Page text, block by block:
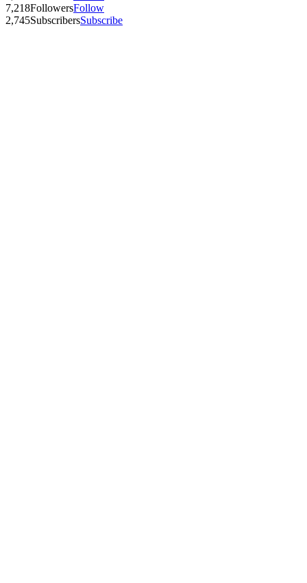
7,218FollowersFollow
2,745SubscribersSubscribe